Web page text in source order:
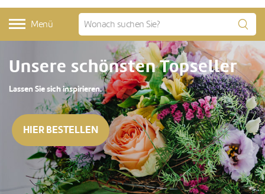
Menü
Unsere schönsten Topseller
Lassen Sie sich inspirieren.
HIER BESTELLEN